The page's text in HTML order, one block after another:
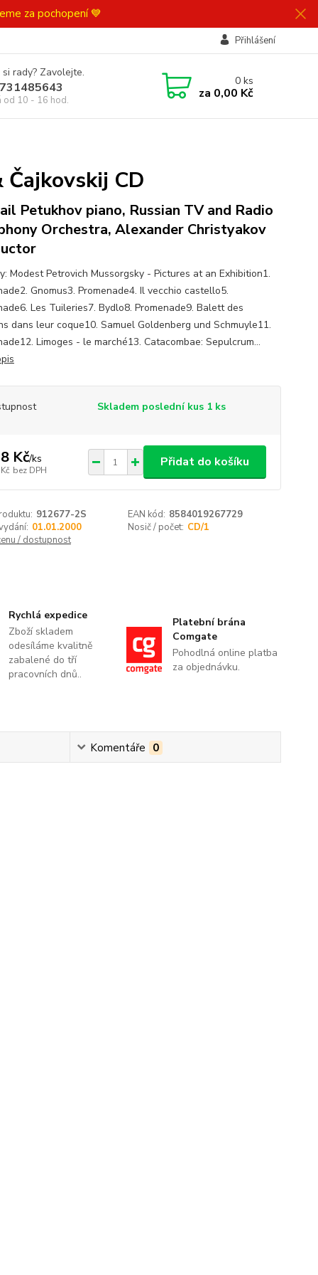
za pochopení 💙
Přihlášení
rady? Zavolejte.
od 10 - 16 hod.
0ks
za 0,00 Kč
CD
Petukhov piano, Russian TV and Radio
Orchestra, Alexander Christyakov
Modest Petrovich Mussorgsky - Pictures at an Exhibition1.
Gnomus3. Promenade4. Il vecchio castello5.
Les Tuileries7. Bydlo8. Promenade9. Balett des
dans leur coque10. Samuel Goldenberg und Schmuyle11.
Limoges - le marché13. Catacombae: Sepulcrum...
Skladem poslední kus 1 ks
Kč/ks
bez DPH
Přidat do košíku
912677-2S EAN kód: 8584019267729
01.01.2000 Nosič / počet: CD/1
/ dostupnost
Rychlá expedice
Zboží skladem
odesíláme kvalitně
zabalené do tří
pracovních dnů..
Platební brána
Comgate
Pohodlná online platba
za objednávku.
Komentáře 0